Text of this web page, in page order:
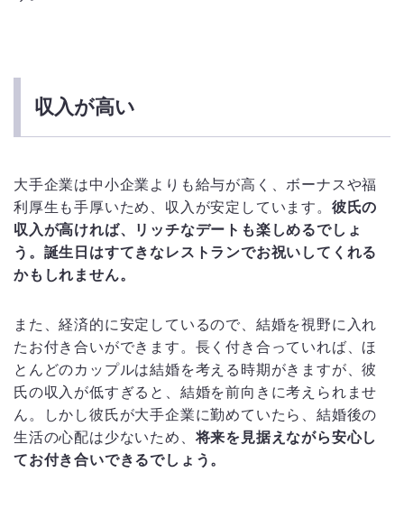
収入が高い
大手企業は中小企業よりも給与が高く、ボーナスや福
利厚生も手厚いため、収入が安定しています。 彼氏の
収入が高ければ、リッチなデートも楽しめるでしょ
う。誕生日はすてきなレストランでお祝いしてくれる
かもしれません。
また、経済的に安定しているので、結婚を視野に入れ
たお付き合いができます。長く付き合っていれば、ほ
とんどのカップルは結婚を考える時期がきますが、彼
氏の収入が低すぎると、結婚を前向きに考えられませ
ん。しかし彼氏が大手企業に勤めていたら、結婚後の
生活の心配は少ないため、将来を見据えながら安心し
てお付き合いできるでしょう。